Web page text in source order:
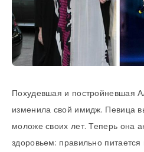
Похудевшая и постройневшая
изменила свой имидж. Певица
моложе своих лет. Теперь она
здоровьем: правильно